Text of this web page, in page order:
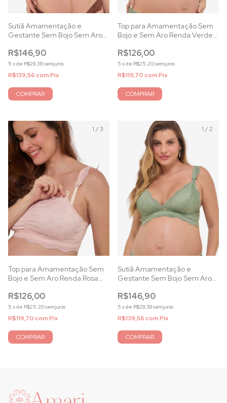
Sutiã Amamentação e
Gestante Sem Bojo Sem Aro
R$146,90
5 xde R$29,38sem juros
R$139,56comPix
COMPRAR
Top para Amamentação Sem
Bojo e Sem Aro Renda Verde
R$126,00
5 xde R$25,20sem juros
R$119,70comPix
COMPRAR
1 /3
Top para Amamentação Sem
Bojo e Sem Aro Renda Rosa
R$126,00
5 xde R$25,20sem juros
R$119,70comPix
COMPRAR
1 /2
Sutiã Amamentação e
Gestante Sem Bojo Sem Aro
R$146,90
5 xde R$29,38sem juros
R$139,56comPix
COMPRAR